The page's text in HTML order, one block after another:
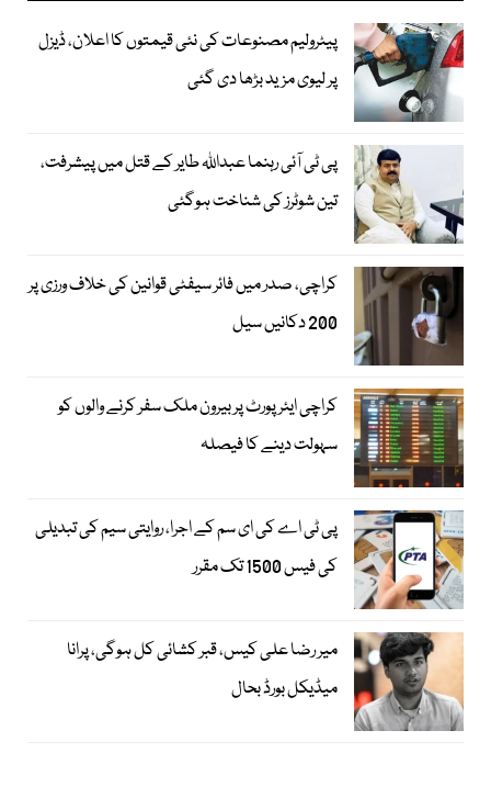
پیٹرولیم مصنوعات کی نئی قیمتوں کا اعلان، ڈیزل
پر لیوی مزید بڑھا دی گئی
پی ٹی آئی رہنما عبداللہ طایر کے قتل میں پیشرفت،
تین شوٹرز کی شناخت ہوگئی
کراچی، صدر میں فائر سیفٹی قوانین کی خلاف ورزی پر
200 دکانیں سیل
کراچی ایئرپورٹ پر بیرون ملک سفر کرنے والوں کو
سہولت دینے کا فیصلہ
پی ٹی اے کی ای سم کے اجرا، روایتی سیم کی تبدیلی
کی فیس 1500 تک مقرر
میر رضا علی کیس، قبر کشائی کل ہوگی، پرانا
میڈیکل بورڈ بحال